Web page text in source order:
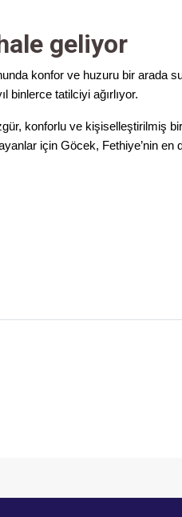
geliyor
konfor ve huzuru bir arada
binlerce tatilciyi ağırlıyor.
konforlu ve kişiselleştirilmiş
için Göcek, Fethiye’nin en